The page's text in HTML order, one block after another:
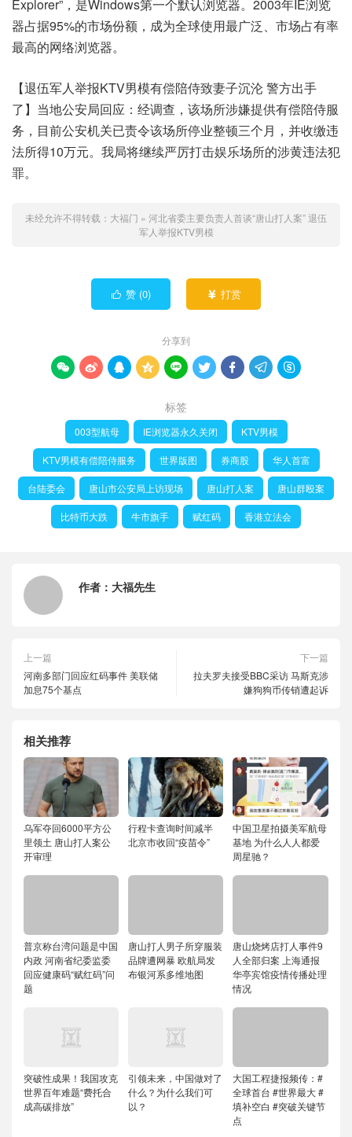
Explorer”，是Windows第一个默认浏览器。2003年IE浏览
器占据95%的市场份额，成为全球使用最广泛、市场占有率
最高的网络浏览器。
【退伍军人举报KTV男模有偿陪侍致妻子沉沦 警方出手
了】当地公安局回应：经调查，该场所涉嫌提供有偿陪侍服
务，目前公安机关已责令该场所停业整顿三个月，并收缴违
法所得10万元。我局将继续严厉打击娱乐场所的涉黄违法犯
罪。
未经允许不得转载： 大福门 » 河北省委主要负责人首谈“唐山打人案” 退伍
军人举报KTV男模
 赞 (0)  打赏
分享到
        
标签
003型航母 IE浏览器永久关闭 KTV男模
KTV男模有偿陪侍服务 世界版图 券商股 华人首富
台陆委会 唐山市公安局上访现场 唐山打人案 唐山群殴案
比特币大跌 牛市旗手 赋红码 香港立法会
作者： 大福先生
上一篇
河南多部门回应红码事件 美联储
加息75个基点
下一篇
拉夫罗夫接受BBC采访 马斯克涉
嫌狗狗币传销遭起诉
相关推荐
乌军夺回6000平方公
里领土 唐山打人案公
开审理
行程卡查询时间减半
北京市收回“疫苗令”
中国卫星拍摄美军航母
基地 为什么人人都爱
周星驰？
普京称台湾问题是中国
内政 河南省纪委监委
回应健康码“赋红码”问
题
唐山打人男子所穿服装
品牌遭网暴 欧航局发
布银河系多维地图
唐山烧烤店打人事件9
人全部归案 上海通报
华亭宾馆疫情传播处理
情况
突破性成果！我国攻克
世界百年难题“费托合
成高碳排放”
引领未来，中国做对了
什么？为什么我们可
以？
大国工程捷报频传：#
全球首台 #世界最大 #
填补空白 #突破关键节
点